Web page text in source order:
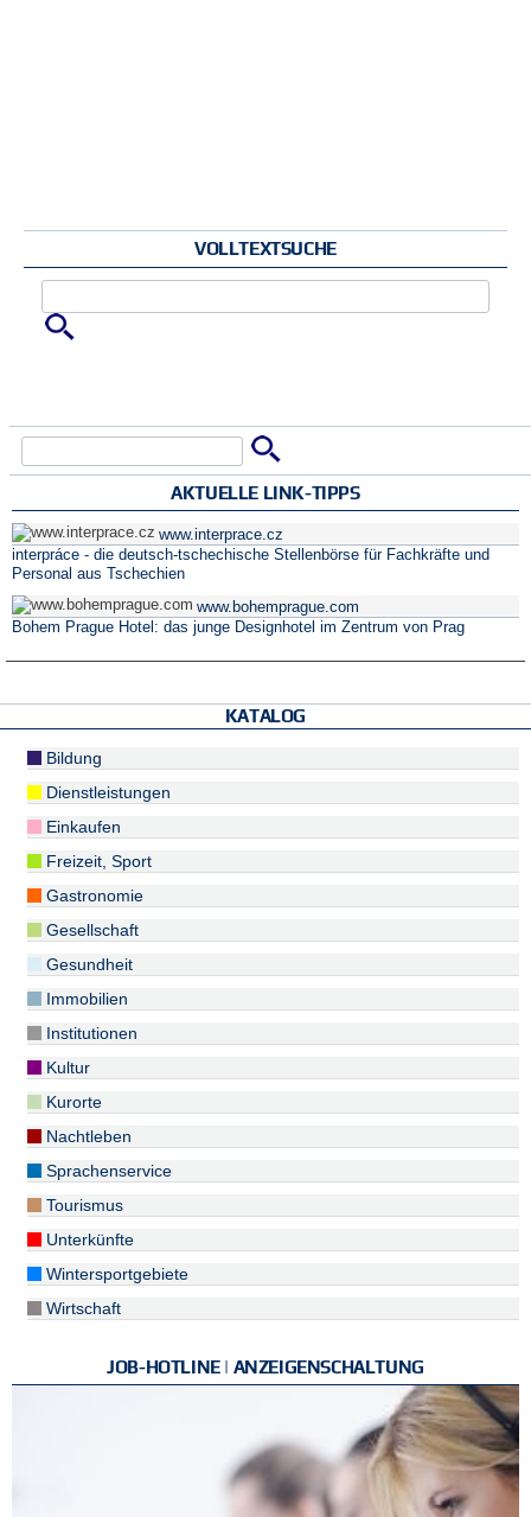
VOLLTEXTSUCHE
AKTUELLE LINK-TIPPS
www.interprace.cz
interpráce - die deutsch-tschechische Stellenbörse für Fachkräfte und
Personal aus Tschechien
www.bohemprague.com
Bohem Prague Hotel: das junge Designhotel im Zentrum von Prag
KATALOG
Bildung
Dienstleistungen
Einkaufen
Freizeit, Sport
Gastronomie
Gesellschaft
Gesundheit
Immobilien
Institutionen
Kultur
Kurorte
Nachtleben
Sprachenservice
Tourismus
Unterkünfte
Wintersportgebiete
Wirtschaft
JOB-HOTLINE | ANZEIGENSCHALTUNG